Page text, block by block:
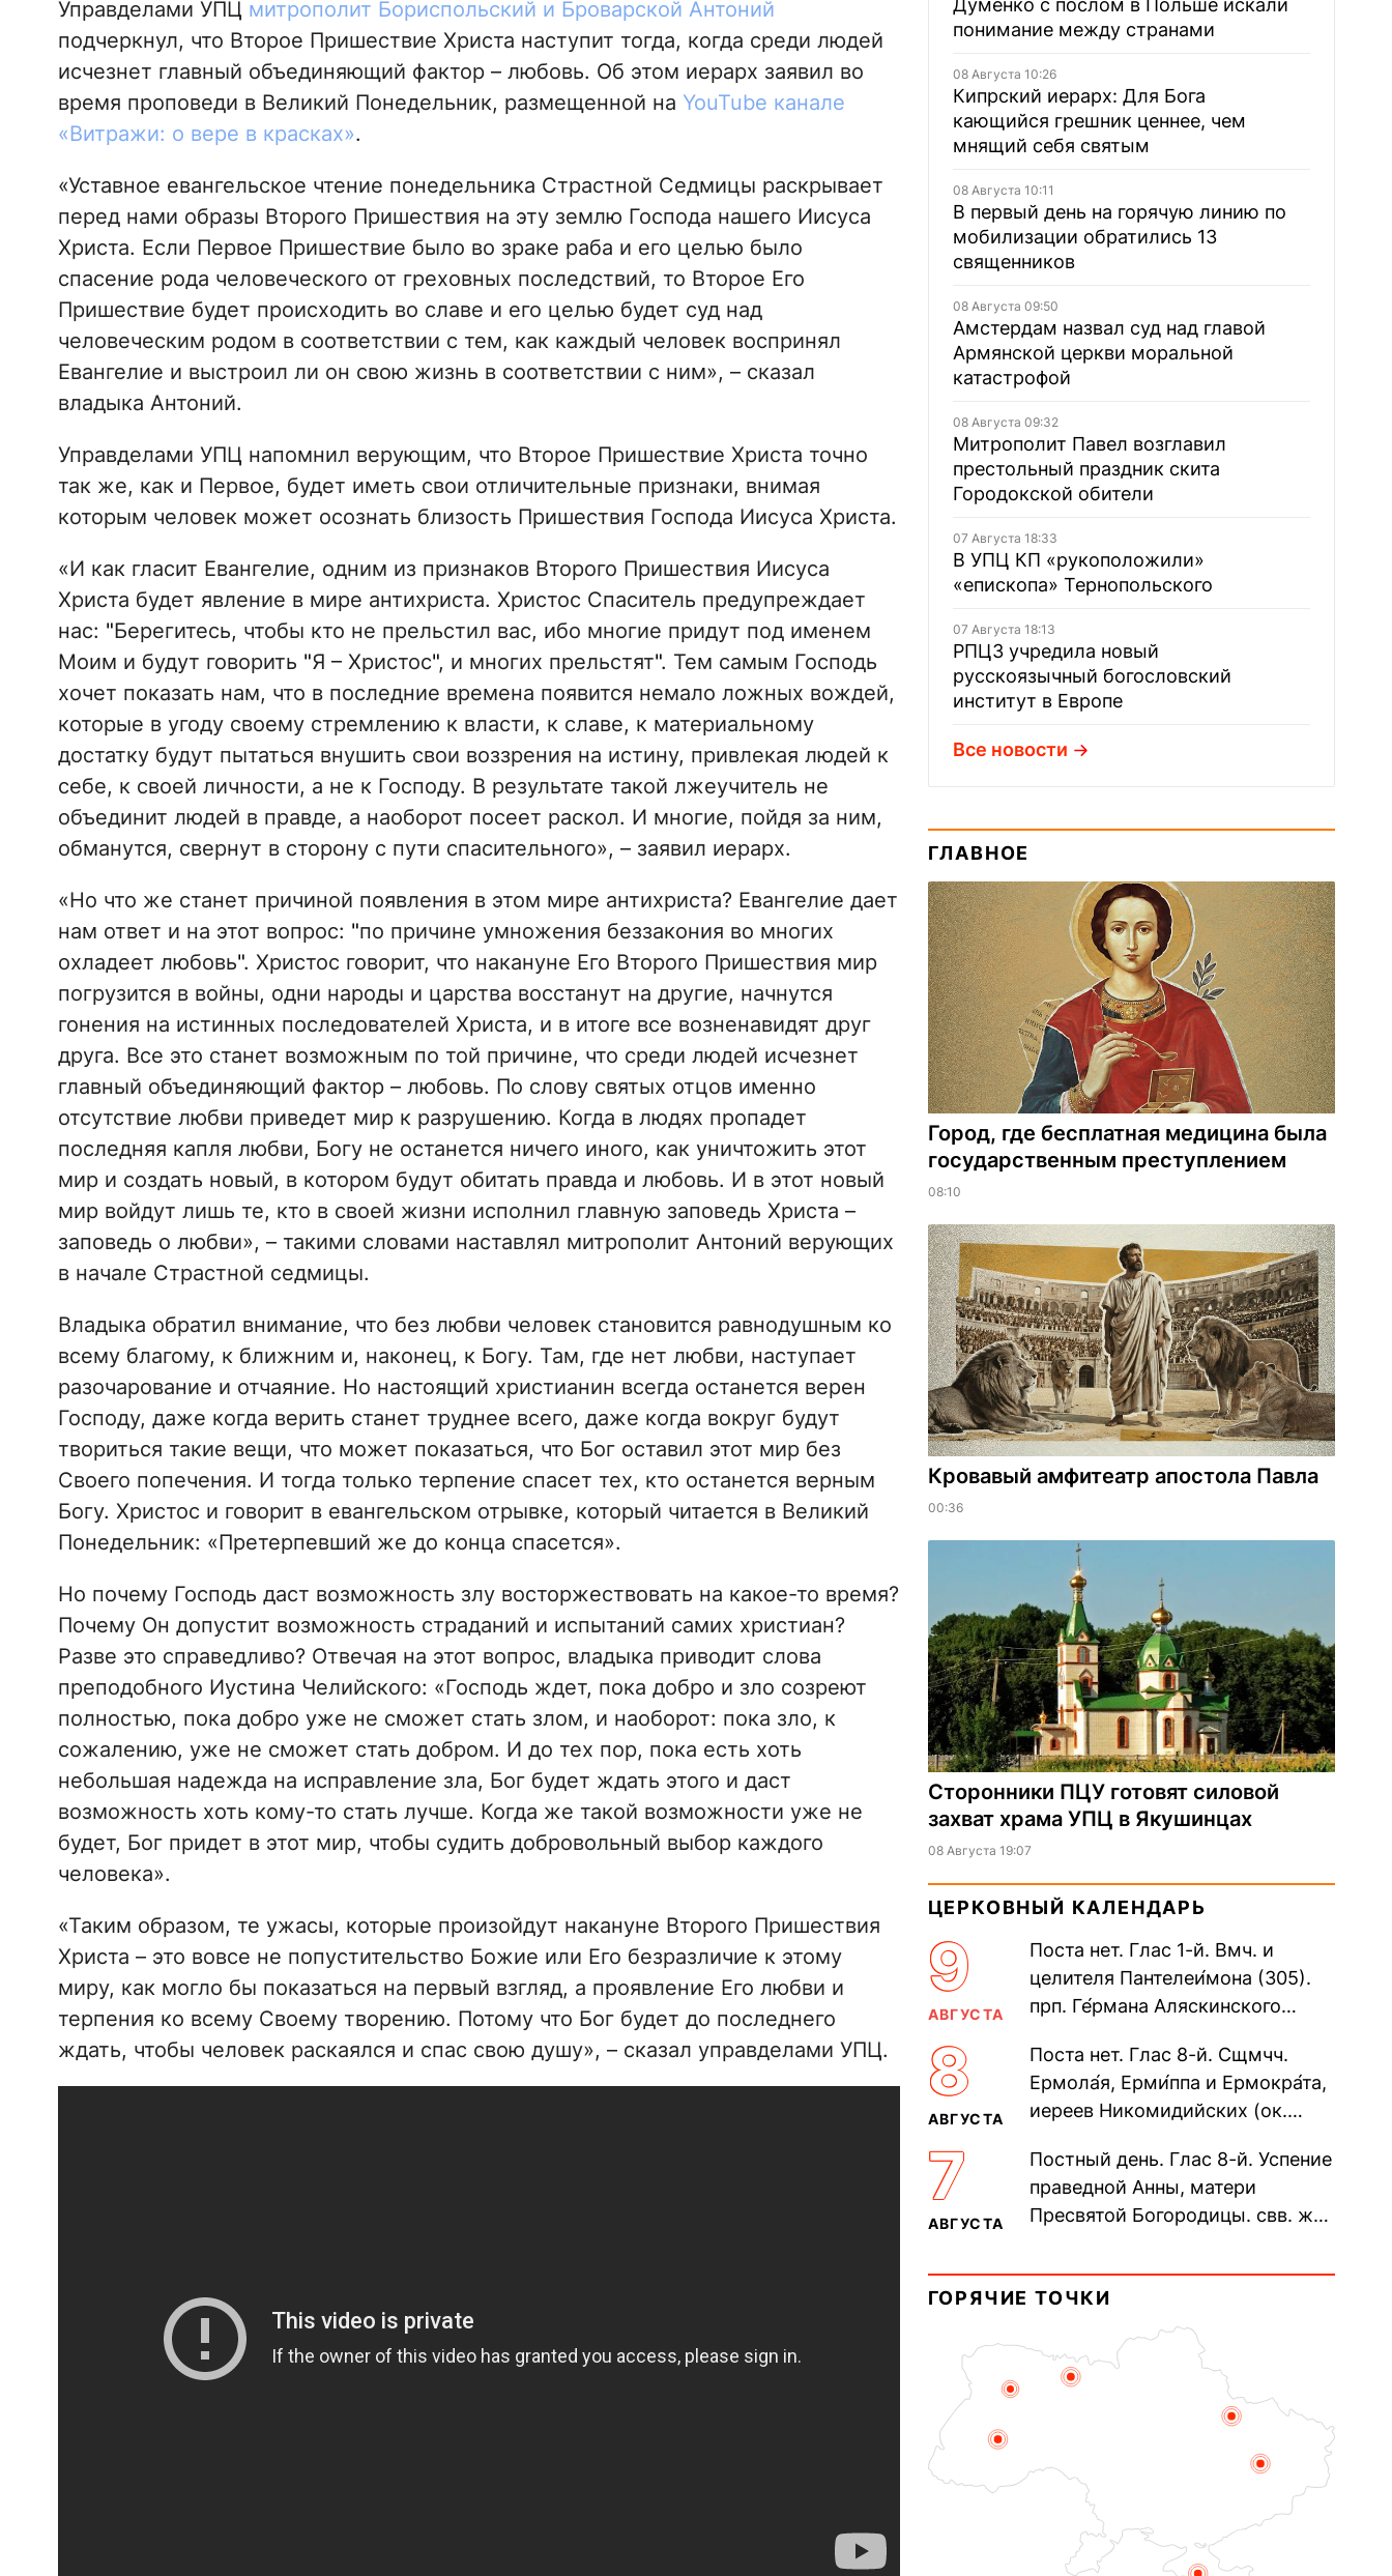
Управделами УПЦ митрополит Бориспольский и Броварской Антоний
подчеркнул, что Второе Пришествие Христа наступит тогда, когда среди людей
исчезнет главный объединяющий фактор – любовь. Об этом иерарх заявил во
время проповеди в Великий Понедельник, размещенной на YouTube канале
«Витражи: о вере в красках».
«Уставное евангельское чтение понедельника Страстной Седмицы раскрывает
перед нами образы Второго Пришествия на эту землю Господа нашего Иисуса
Христа. Если Первое Пришествие было во зраке раба и его целью было
спасение рода человеческого от греховных последствий, то Второе Его
Пришествие будет происходить во славе и его целью будет суд над
человеческим родом в соответствии с тем, как каждый человек воспринял
Евангелие и выстроил ли он свою жизнь в соответствии с ним», – сказал
владыка Антоний.
Управделами УПЦ напомнил верующим, что Второе Пришествие Христа точно
так же, как и Первое, будет иметь свои отличительные признаки, внимая
которым человек может осознать близость Пришествия Господа Иисуса Христа.
«И как гласит Евангелие, одним из признаков Второго Пришествия Иисуса
Христа будет явление в мире антихриста. Христос Спаситель предупреждает
нас: "Берегитесь, чтобы кто не прельстил вас, ибо многие придут под именем
Моим и будут говорить "Я – Христос", и многих прельстят". Тем самым Господь
хочет показать нам, что в последние времена появится немало ложных вождей,
которые в угоду своему стремлению к власти, к славе, к материальному
достатку будут пытаться внушить свои воззрения на истину, привлекая людей к
себе, к своей личности, а не к Господу. В результате такой лжеучитель не
объединит людей в правде, а наоборот посеет раскол. И многие, пойдя за ним,
обманутся, свернут в сторону с пути спасительного», – заявил иерарх.
«Но что же станет причиной появления в этом мире антихриста? Евангелие дает
нам ответ и на этот вопрос: "по причине умножения беззакония во многих
охладеет любовь". Христос говорит, что накануне Его Второго Пришествия мир
погрузится в войны, одни народы и царства восстанут на другие, начнутся
гонения на истинных последователей Христа, и в итоге все возненавидят друг
друга. Все это станет возможным по той причине, что среди людей исчезнет
главный объединяющий фактор – любовь. По слову святых отцов именно
отсутствие любви приведет мир к разрушению. Когда в людях пропадет
последняя капля любви, Богу не останется ничего иного, как уничтожить этот
мир и создать новый, в котором будут обитать правда и любовь. И в этот новый
мир войдут лишь те, кто в своей жизни исполнил главную заповедь Христа –
заповедь о любви», – такими словами наставлял митрополит Антоний верующих
в начале Страстной седмицы.
Владыка обратил внимание, что без любви человек становится равнодушным ко
всему благому, к ближним и, наконец, к Богу. Там, где нет любви, наступает
разочарование и отчаяние. Но настоящий христианин всегда останется верен
Господу, даже когда верить станет труднее всего, даже когда вокруг будут
твориться такие вещи, что может показаться, что Бог оставил этот мир без
Своего попечения. И тогда только терпение спасет тех, кто останется верным
Богу. Христос и говорит в евангельском отрывке, который читается в Великий
Понедельник: «Претерпевший же до конца спасется».
Но почему Господь даст возможность злу восторжествовать на какое-то время?
Почему Он допустит возможность страданий и испытаний самих христиан?
Разве это справедливо? Отвечая на этот вопрос, владыка приводит слова
преподобного Иустина Челийского: «Господь ждет, пока добро и зло созреют
полностью, пока добро уже не сможет стать злом, и наоборот: пока зло, к
сожалению, уже не сможет стать добром. И до тех пор, пока есть хоть
небольшая надежда на исправление зла, Бог будет ждать этого и даст
возможность хоть кому-то стать лучше. Когда же такой возможности уже не
будет, Бог придет в этот мир, чтобы судить добровольный выбор каждого
человека».
«Таким образом, те ужасы, которые произойдут накануне Второго Пришествия
Христа – это вовсе не попустительство Божие или Его безразличие к этому
миру, как могло бы показаться на первый взгляд, а проявление Его любви и
терпения ко всему Своему творению. Потому что Бог будет до последнего
ждать, чтобы человек раскаялся и спас свою душу», – сказал управделами УПЦ.
Думенко с послом в Польше искали
понимание между странами
08 Августа 10:26
Кипрский иерарх: Для Бога
кающийся грешник ценнее, чем
мнящий себя святым
08 Августа 10:11
В первый день на горячую линию по
мобилизации обратились 13
священников
08 Августа 09:50
Амстердам назвал суд над главой
Армянской церкви моральной
катастрофой
08 Августа 09:32
Митрополит Павел возглавил
престольный праздник скита
Городокской обители
07 Августа 18:33
В УПЦ КП «рукоположили»
«епископа» Тернопольского
07 Августа 18:13
РПЦЗ учредила новый
русскоязычный богословский
институт в Европе
Все новости
ГЛАВНОЕ
Город, где бесплатная медицина была
государственным преступлением
08:10
​Кровавый амфитеатр апостола Павла
00:36
Сторонники ПЦУ готовят силовой
захват храма УПЦ в Якушинцах
08 Августа 19:07
ЦЕРКОВНЫЙ КАЛЕНДАРЬ
9
АВГУСТА
Поста нет. Глас 1-й. Вмч. и
целителя Пантелеи́мона (305).
прп. Ге́рмана Аляскинского
Николая Кочанова, Христа
ради...
8
АВГУСТА
Поста нет. Глас 8-й. Сщмчч.
Ермола́я, Ерми́ппа и Ермокра́та,
иереев Никомидийских (ок.
Печерского, в Ближних
пещерах...
7
АВГУСТА
Постный день. Глас 8-й. Успение
праведной Анны, матери
Пресвятой Богородицы. свв. жен
прп. Евпракси́и девы,...
ГОРЯЧИЕ ТОЧКИ